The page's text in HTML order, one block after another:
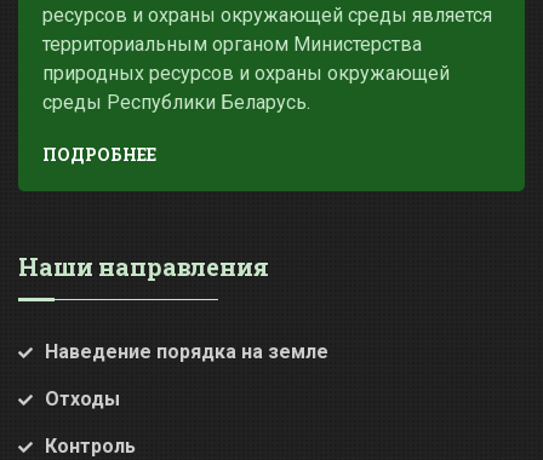
ресурсов и охраны окружающей среды является
территориальным органом Министерства
природных ресурсов и охраны окружающей
среды Республики Беларусь.
ПОДРОБНЕЕ
Наши направления
Наведение порядка на земле
Отходы
Контроль